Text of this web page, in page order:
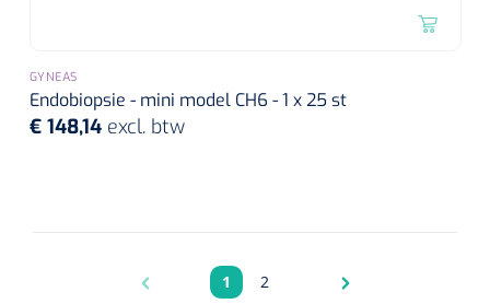
GYNEAS
Endobiopsie - mini model CH6 - 1 x 25 st
€ 148,14 excl. btw
Pagina
1 Pagina
2